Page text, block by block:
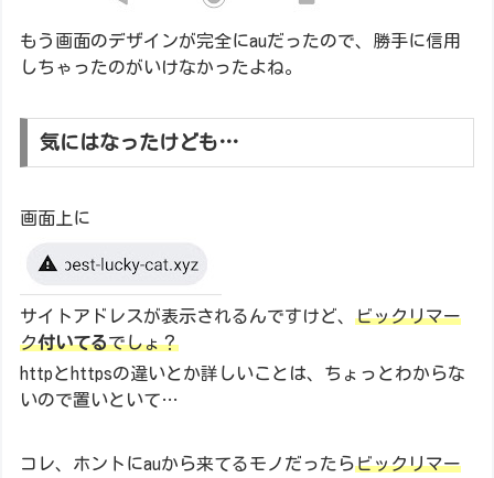
もう画面のデザインが完全にauだったので、勝手に信用
しちゃったのがいけなかったよね。
気にはなったけども…
画面上に
サイトアドレスが表示されるんですけど、ビックリマー
ク付いてるでしょ？
httpとhttpsの違いとか詳しいことは、ちょっとわからな
いので置いといて…
コレ、ホントにauから来てるモノだったらビックリマー